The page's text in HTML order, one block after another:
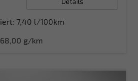
7,40 l/100km
g/km